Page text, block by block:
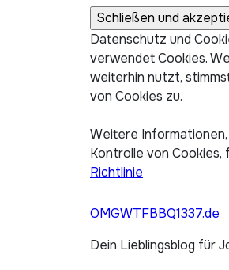
Datenschutz und
verwendet Cookies.
weiterhin nutzt,
von Cookies zu.
Weitere
Kontrolle von Cookies,
Richtlinie
OMGWTFBBQ1337.de
Dein Lieblingsblog für